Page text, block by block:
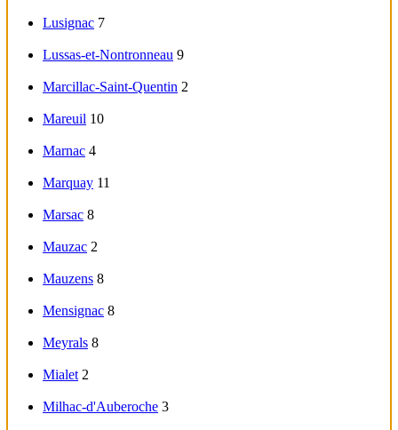
Lusignac 7
Lussas-et-Nontronneau 9
Marcillac-Saint-Quentin 2
Mareuil 10
Marnac 4
Marquay 11
Marsac 8
Mauzac 2
Mauzens 8
Mensignac 8
Meyrals 8
Mialet 2
Milhac-d'Auberoche 3